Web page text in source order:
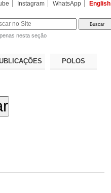
Instagram WhatsApp English
nesta seção
POLOS